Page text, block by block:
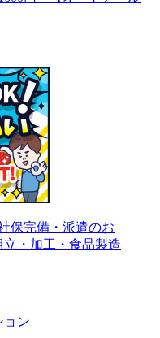
保完備・派遣のお
・加工・食品製造
ョン